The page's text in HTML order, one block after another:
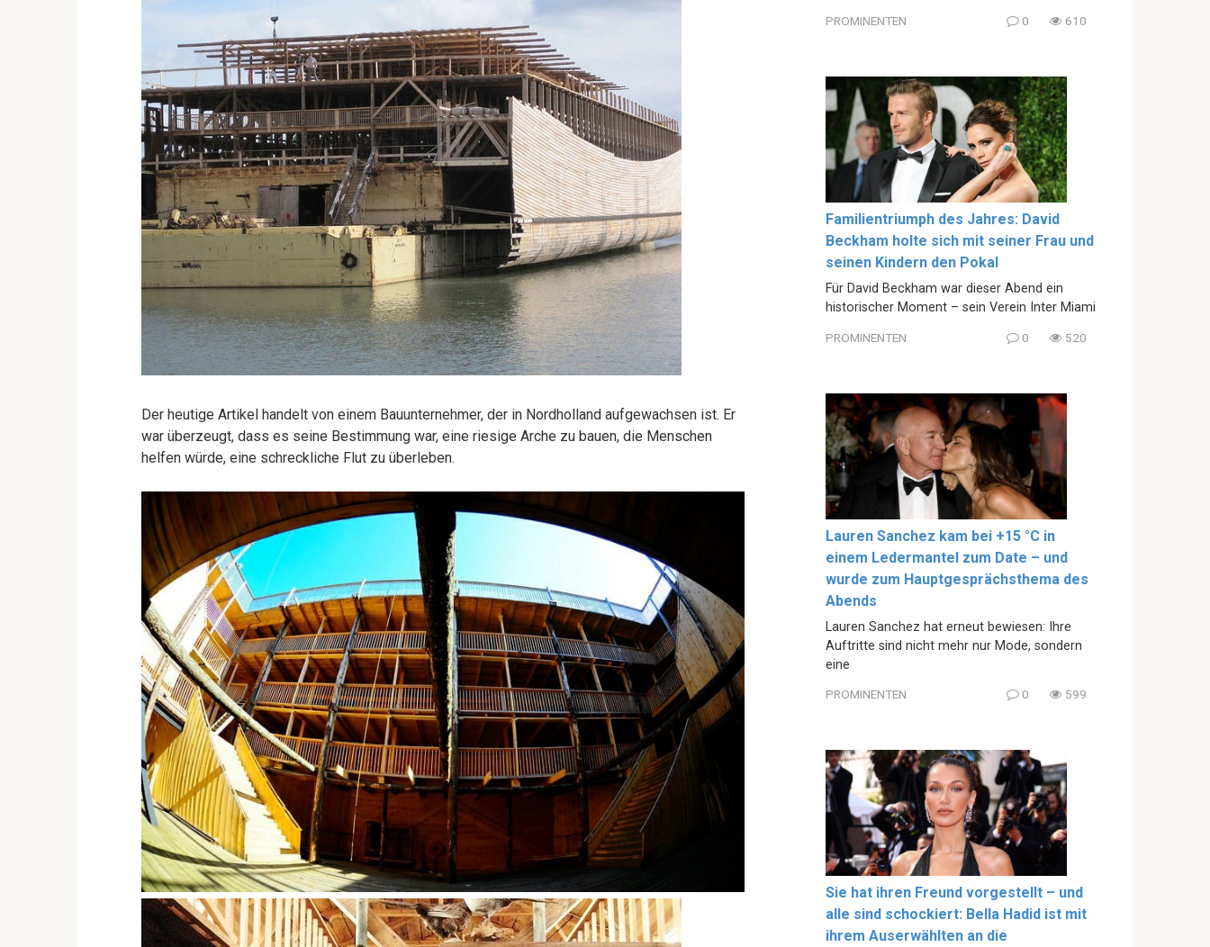
Der heutige Artikel handelt von einem Bauunternehmer, der in Nordholland aufgewachsen ist. Er
war überzeugt, dass es seine Bestimmung war, eine riesige Arche zu bauen, die Menschen
helfen würde, eine schreckliche Flut zu überleben.
PROMINENTEN 0 610
Familientriumph des Jahres: David
Beckham holte sich mit seiner Frau und
seinen Kindern den Pokal
Für David Beckham war dieser Abend ein
historischer Moment – sein Verein Inter Miami
PROMINENTEN 0 520
Lauren Sanchez kam bei +15 °C in
einem Ledermantel zum Date – und
wurde zum Hauptgesprächsthema des
Abends
Lauren Sanchez hat erneut bewiesen: Ihre
Auftritte sind nicht mehr nur Mode, sondern
eine
PROMINENTEN 0 599
Sie hat ihren Freund vorgestellt – und
alle sind schockiert: Bella Hadid ist mit
ihrem Auserwählten an die